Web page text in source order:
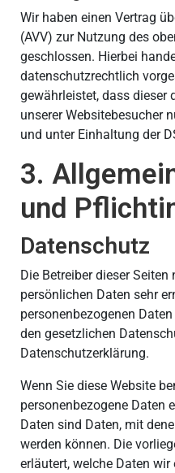
Wir haben einen Vertrag
(AVV) zur Nutzung des
geschlossen. Hierbei
datenschutzrechtlich
gewährleistet, dass dieser
unserer Websitebesucher
und unter Einhaltung der
3.
und
Datenschutz
Die Betreiber dieser
persönlichen Daten sehr
personenbezogenen
den gesetzlichen
Datenschutzerklärung.
Wenn Sie diese Website
personenbezogene Daten
Daten sind Daten, mit
werden können. Die
erläutert, welche Daten